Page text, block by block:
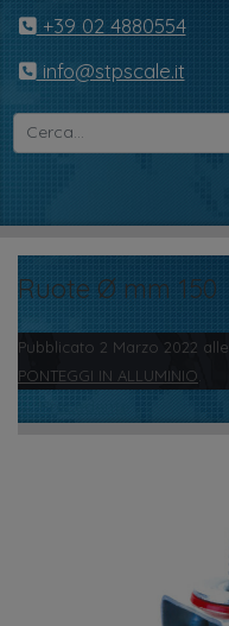
+39 02 4880554
info@stpscale.it
Ruote Ø mm 150
Pubblicato 2 Marzo 2022 alle
PONTEGGI IN ALLUMINIO